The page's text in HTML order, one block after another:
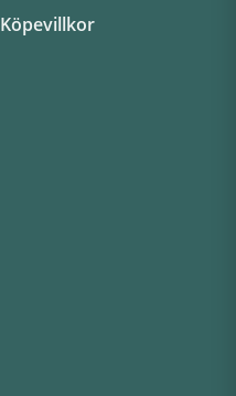
Köpevillkor